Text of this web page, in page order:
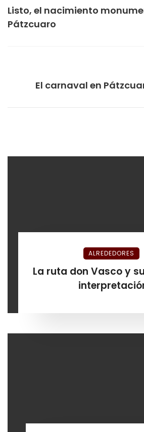
Listo, el nacimiento
Pátzcuaro
El carnaval en
ALREDEDORES
La ruta don Vasco y